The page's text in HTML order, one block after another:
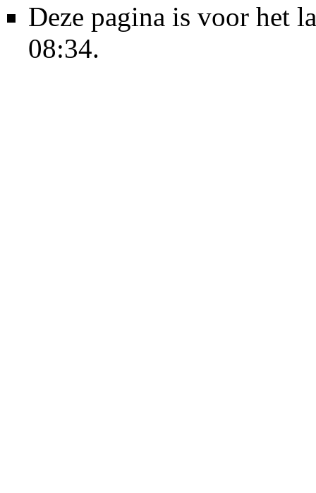
Deze pagina is voor het
08:34.